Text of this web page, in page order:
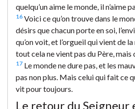
quelqu’un aime le monde, il n’aime
16 Voici ce qu’on trouve dans le
désirs que chacun porte en soi,
qu’on voit, et l’orgueil qui vient de la
tout cela ne vient pas du Père, mais
17 Le monde ne dure pas, et les
pas non plus. Mais celui qui fait ce
vit pour toujours.
Le retour du Seigneur